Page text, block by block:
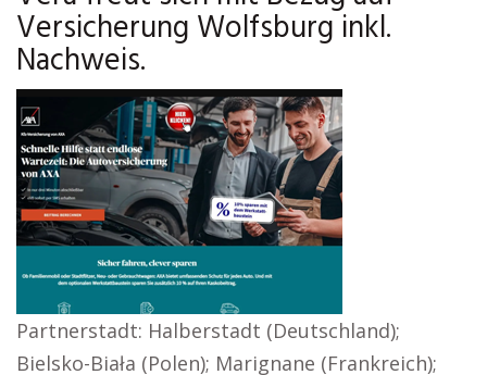
Versicherung Wolfsburg inkl.
Nachweis.
Partnerstadt: Halberstadt (Deutschland);
Bielsko-Biała (Polen); Marignane (Frankreich);